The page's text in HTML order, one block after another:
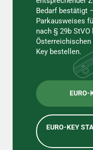
Bedarf bestätigt
Parkausweises
nach § 29b
Österreichischen
Key bestellen.
EURO-
EURO-KEY